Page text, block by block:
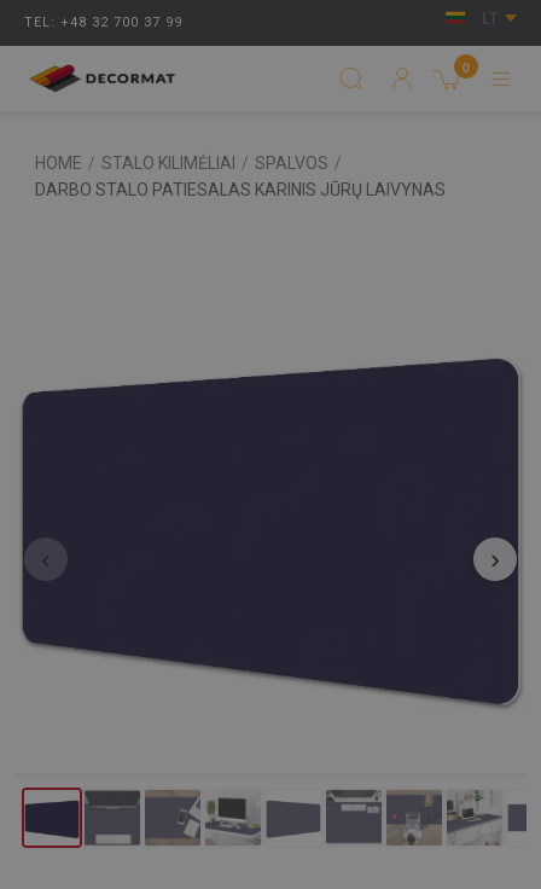
TEL: +48 32 700 37 99
0
HOME / STALO KILIMĖLIAI / SPALVOS /
DARBO STALO PATIESALAS KARINIS JŪRŲ LAIVYNAS
‹ ›